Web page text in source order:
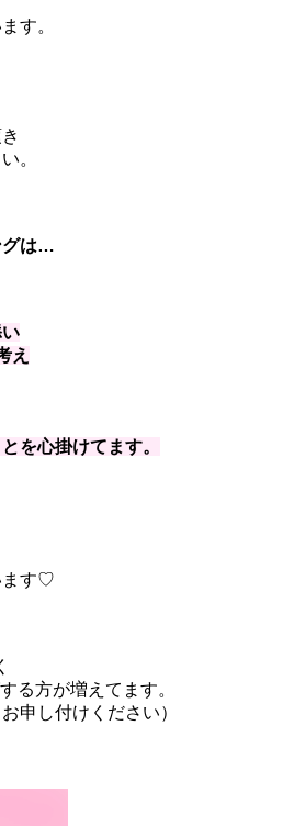
す。
。
グは…
え
を心掛けてます。
ます♡
る方が増えてます。
申し付けください）